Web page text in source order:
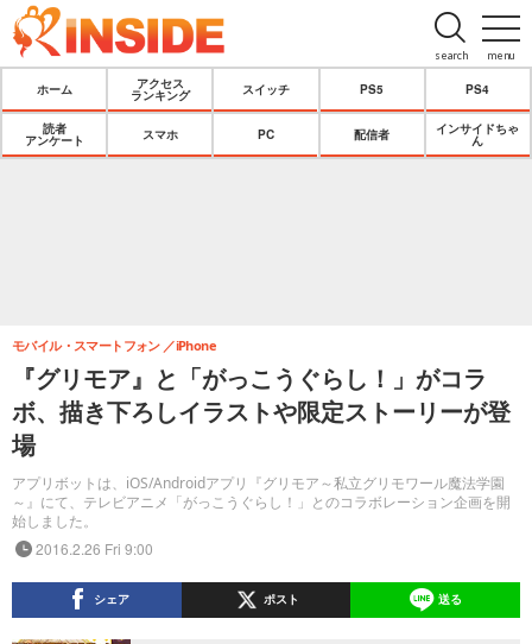
menu
search
ホーム
アクセス
ランキング
スイッチ PS5 PS4
読者
アンケート
スマホ PC 配信者
インサイドちゃ
ん
『グリモア』と「がっこうぐらし！」がコラ
ボ、描き下ろしイラストや限定ストーリーが登
場
アプリボットは、iOS/Androidアプリ『グリモア～私立グリモワール魔法学園
～』にて、テレビアニメ「がっこうぐらし！」とのコラボレーション企画を開
始しました。
モバイル・スマートフォン iPhone
2016.2.26 Fri 9:00
シェア ポスト 送る